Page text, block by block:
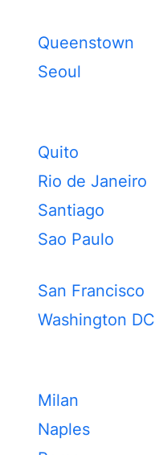
Queenstown
Seoul
Quito
Rio de Janeiro
Santiago
Sao Paulo
San Francisco
Washington DC
Milan
Naples